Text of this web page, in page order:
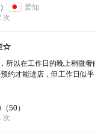
爱知
次
☆
所以在工作日的晚上稍微
（50）
次